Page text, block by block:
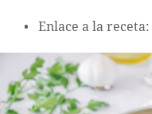
Enlace a la receta: